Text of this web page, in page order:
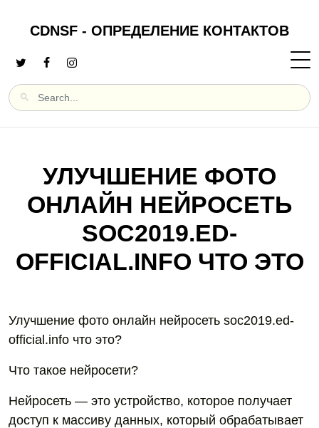
CDNSF - ОПРЕДЕЛЕНИЕ КОНТАКТОВ
УЛУЧШЕНИЕ ФОТО
ОНЛАЙН НЕЙРОСЕТЬ
SOC2019.ED-
OFFICIAL.INFO ЧТО ЭТО
Улучшение фото онлайн нейросеть soc2019.ed-
official.info что это?
Что такое нейросети?
Нейросеть — это устройство, которое получает
доступ к массиву данных, который обрабатывает